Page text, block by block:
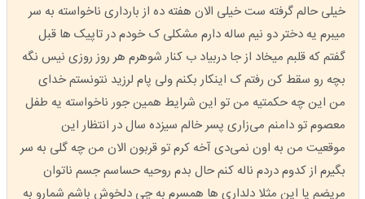
خیلی حالم گرفته ست خیلی الان هفته ده از بارداری ناخواسته به سر
میبرم یه دختر دو نیم ساله دارم مشکلی ک خودم در تاپیک ها قبل
گفتم که قلبم میخاد از جا دربیاد ب کنار شوهرم هر روز روزی نیس نگه
بچه رو سقط کن رفتم ک اینکار بکنم ولی پام لرزید نتونستم خدای
من این چه حکمتیه من تو این شرایط همین جور ناخواسته یه طفل
معصوم تو دامنم می‌زاری پسر خالم سیزده سال در انتظار این
موقعیت من به اون نمی‌دی آخه کرم تو قربون الان من چه گلی به سر
بگیرم از کدوم دردم ناله کنم حال بدم روحیه حساسم جسم ناتوان
مریضم یا این مثلا دلداری ها همسرم به چی دلخوش باشم شمارو به